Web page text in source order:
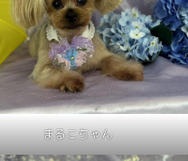
まるこちゃん